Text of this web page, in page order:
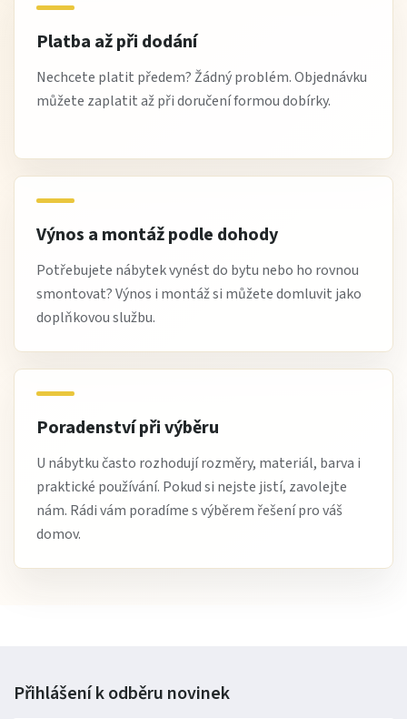
Platba až při dodání
Nechcete platit předem? Žádný problém. Objednávku
můžete zaplatit až při doručení formou dobírky.
Výnos a montáž podle dohody
Potřebujete nábytek vynést do bytu nebo ho rovnou
smontovat? Výnos i montáž si můžete domluvit jako
doplňkovou službu.
Poradenství při výběru
U nábytku často rozhodují rozměry, materiál, barva i
praktické používání. Pokud si nejste jistí, zavolejte
nám. Rádi vám poradíme s výběrem řešení pro váš
domov.
Přihlášení k odběru novinek